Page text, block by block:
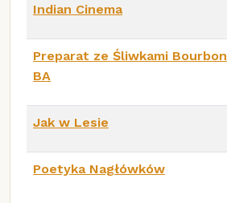
Indian Cinema
Preparat ze Śliwkami Bourbon
BA
Jak w Lesie
Poetyka Nagłówków